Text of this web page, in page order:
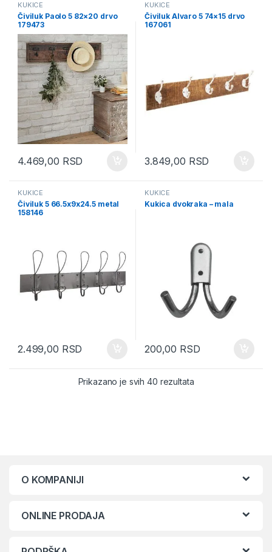
KUKICE
Čiviluk Paolo 5 82×20 drvo
179473
4.469,00 RSD
KUKICE
Čiviluk Alvaro 5 74×15 drvo
167061
3.849,00 RSD
KUKICE
Čiviluk 5 66.5x9x24.5 metal
158146
2.499,00 RSD
KUKICE
Kukica dvokraka – mala
200,00 RSD
Prikazano je svih 40 rezultataSorted by latest
O KOMPANIJI
ONLINE PRODAJA